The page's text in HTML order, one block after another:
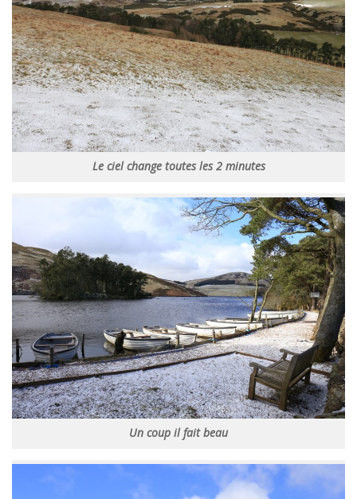
Le ciel change toutes les 2 minutes
Un coup il fait beau